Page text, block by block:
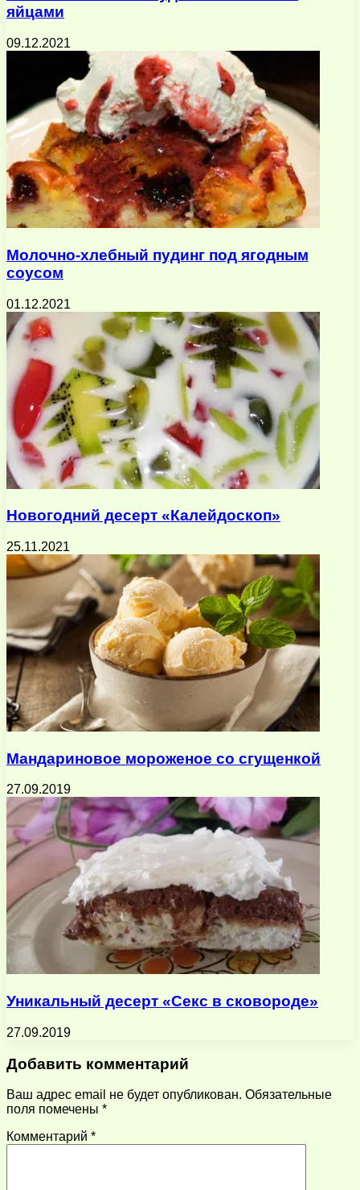
яйцами
09.12.2021
Молочно-хлебный пудинг под ягодным
соусом
01.12.2021
Новогодний десерт «Калейдоскоп»
25.11.2021
Мандариновое мороженое со сгущенкой
27.09.2019
Уникальный десерт «Секс в сковороде»
27.09.2019
Добавить комментарий
Ваш адрес email не будет опубликован. Обязательные
поля помечены *
Комментарий *